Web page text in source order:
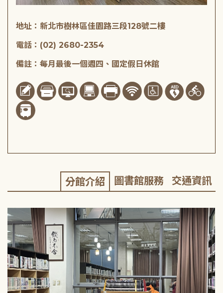
地址：新北市樹林區佳園路三段128號二樓
電話：(02) 2680-2354
備註：每月最後一個週四、國定假日休館
分館介紹 圖書館服務 交通資訊